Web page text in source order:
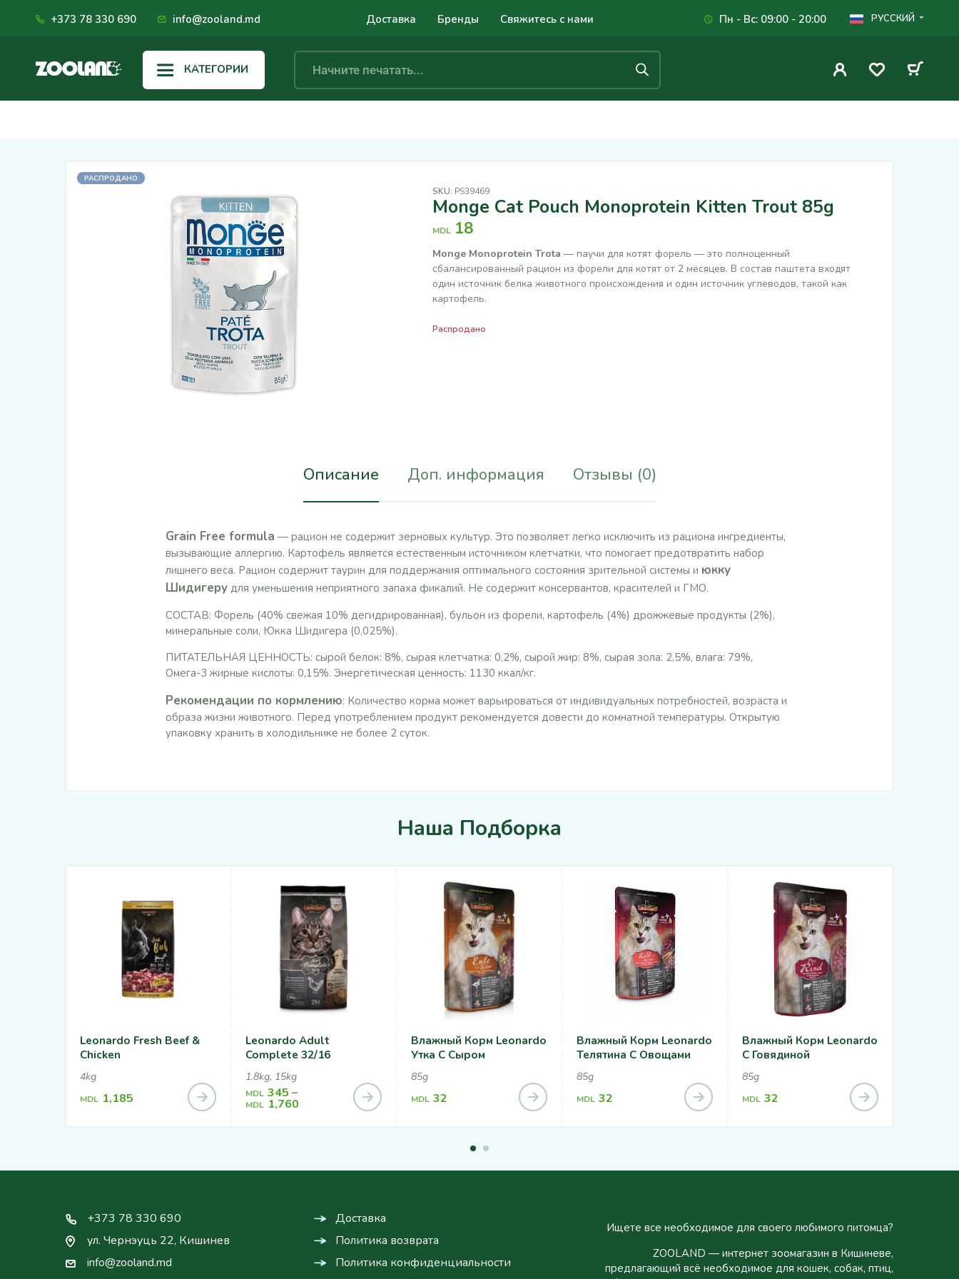
+373 78 330 690 info@zooland.md Доставка Бренды Свяжитесь с нами Пн - Вс: 09:00 - 20:00 РУССКИЙ
КАТЕГОРИИ
РАСПРОДАНО
SKU: PS39469
Monge Cat Pouch Monoprotein Kitten Trout 85g
MDL 18
Monge Monoprotein Trota — паучи для котят форель — это полноценный
сбалансированный рацион из форели для котят от 2 месяцев. В состав паштета входят
один источник белка животного происхождения и один источник углеводов, такой как
картофель.
Распродано
Описание Доп. информация Отзывы (0)
Grain Free formula — рацион не содержит зерновых культур. Это позволяет легко исключить из рациона ингредиенты,
вызывающие аллергию. Картофель является естественным источником клетчатки, что помогает предотвратить набор
лишнего веса. Рацион содержит таурин для поддержания оптимального состояния зрительной системы и юкку
Шидигеру для уменьшения неприятного запаха фикалий. Не содержит консервантов, красителей и ГМО.
СОСТАВ: Форель (40% свежая 10% дегидрированная), бульон из форели, картофель (4%) дрожжевые продукты (2%),
минеральные соли, Юкка Шидигера (0,025%).
ПИТАТЕЛЬНАЯ ЦЕННОСТЬ: сырой белок: 8%, сырая клетчатка: 0,2%, сырой жир: 8%, сырая зола: 2,5%, влага: 79%,
Омега-3 жирные кислоты: 0,15%. Энергетическая ценность: 1130 ккал/кг.
Рекомендации по кормлению: Количество корма может варьироваться от индивидуальных потребностей, возраста и
образа жизни животного. Перед употреблением продукт рекомендуется довести до комнатной температуры. Открытую
упаковку хранить в холодильнике не более 2 суток.
Наша Подборка
Leonardo Fresh Beef &
Chicken
4kg
MDL 1,185
Leonardo Adult
Complete 32/16
1.8kg, 15kg
MDL 345 –
MDL 1,760
Влажный Корм Leonardo
Утка С Сыром
85g
MDL 32
Влажный Корм Leonardo
Телятина С Овощами
85g
MDL 32
Влажный Корм Leonardo
С Говядиной
85g
MDL 32
+373 78 330 690
ул. Чернэуць 22, Кишинев
info@zooland.md
Доставка
Политика возврата
Политика конфиденциальности
Ищете все необходимое для своего любимого питомца?
ZOOLAND — интернет зоомагазин в Кишиневе,
предлагающий всё необходимое для кошек, собак, птиц,